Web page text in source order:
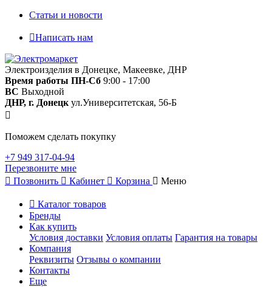
Статьи и новости
Написать нам
Электроизделия в Донецке, Макеевке, ДНР
Время работы ПН-Сб 9:00 - 17:00
ВС Выходной
ДНР, г. Донецк ул.Университетская, 56-Б
Поможем сделать покупку
+7 949 317-04-94
Перезвоните мне
Позвонить
Кабинет Корзина Меню
Каталог товаров
Бренды
Как купить
Условия доставки Условия оплаты Гарантия на товары
Компания
Реквизиты Отзывы о компании
Контакты
Еще